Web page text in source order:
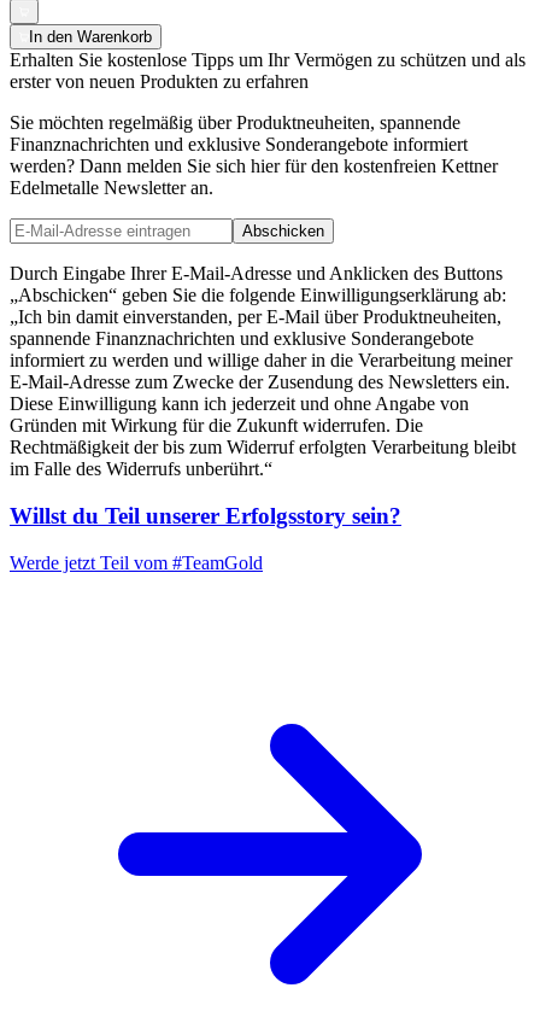
In den Warenkorb
Erhalten Sie kostenlose Tipps um Ihr Vermögen zu schützen und als
erster von neuen Produkten zu erfahren
Sie möchten regelmäßig über Produktneuheiten, spannende
Finanznachrichten und exklusive Sonderangebote informiert
werden? Dann melden Sie sich hier für den kostenfreien Kettner
Edelmetalle Newsletter an.
Abschicken
Durch Eingabe Ihrer E-Mail-Adresse und Anklicken des Buttons
„Abschicken“ geben Sie die folgende Einwilligungserklärung ab:
„Ich bin damit einverstanden, per E-Mail über Produktneuheiten,
spannende Finanznachrichten und exklusive Sonderangebote
informiert zu werden und willige daher in die Verarbeitung meiner
E-Mail-Adresse zum Zwecke der Zusendung des Newsletters ein.
Diese Einwilligung kann ich jederzeit und ohne Angabe von
Gründen mit Wirkung für die Zukunft widerrufen. Die
Rechtmäßigkeit der bis zum Widerruf erfolgten Verarbeitung bleibt
im Falle des Widerrufs unberührt.“
Willst du Teil unserer Erfolgsstory sein?
Werde jetzt Teil vom #TeamGold